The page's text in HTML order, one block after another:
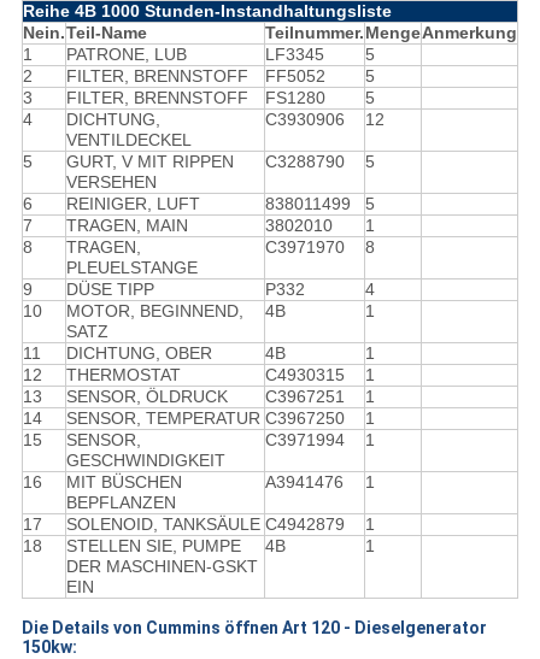
Reihe 4B 1000 Stunden-Instandhaltungsliste
Nein.Teil-Name Teilnummer.MengeAnmerkung
1
PATRONE, LUB LF3345
5
2
FILTER, BRENNSTOFF FF5052
5
3
FILTER, BRENNSTOFF FS1280
5
4
DICHTUNG,
VENTILDECKEL
C3930906 12
5
GURT, V MIT RIPPEN
VERSEHEN
C3288790 5
6 REINIGER, LUFT 838011499
5
7
TRAGEN, MAIN 3802010
1
8
TRAGEN,
PLEUELSTANGE
C3971970 8
9 DÜSE TIPP P332
4
10
MOTOR, BEGINNEND,
SATZ
4B 1
11 DICHTUNG, OBER 4B
1
12
THERMOSTAT C4930315
1
13
SENSOR, ÖLDRUCK C3967251
1
14
SENSOR, TEMPERATUR C3967250
1
15
SENSOR,
GESCHWINDIGKEIT
C3971994 1
16
MIT BÜSCHEN
BEPFLANZEN
A3941476 1
17 SOLENOID, TANKSÄULE C4942879
1
18
STELLEN SIE, PUMPE
DER MASCHINEN-GSKT
EIN
4B 1
Die Details von Cummins öffnen Art 120 - Dieselgenerator
150kw: